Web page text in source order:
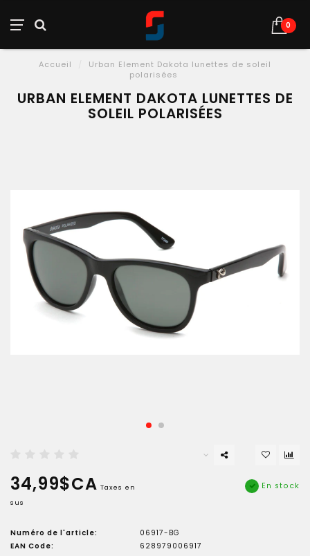
0
Accueil
Urban Element Dakota lunettes de soleil
polarisées
URBAN ELEMENT DAKOTA LUNETTES DE
SOLEIL POLARISÉES
34,99$CA Taxes en
sus
En stock
Numéro de l'article:
06917-BG
EAN Code:
628979006917